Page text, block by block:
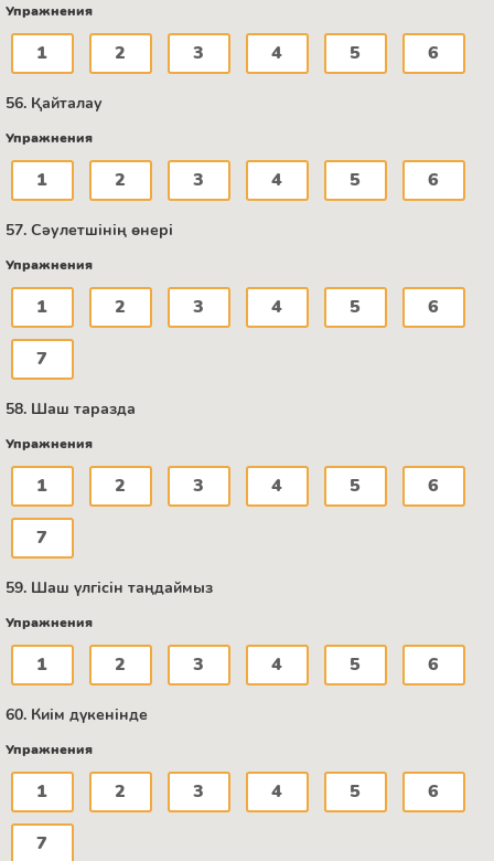
Упражнения
1 2 3 4 5 6
56. Қайталау
Упражнения
1 2 3 4 5 6
57. Сәулетшінің өнері
Упражнения
1 2 3 4 5 6
7
58. Шаш таразда
Упражнения
1 2 3 4 5 6
7
59. Шаш үлгісін таңдаймыз
Упражнения
1 2 3 4 5 6
60. Киім дүкенінде
Упражнения
1 2 3 4 5 6
7